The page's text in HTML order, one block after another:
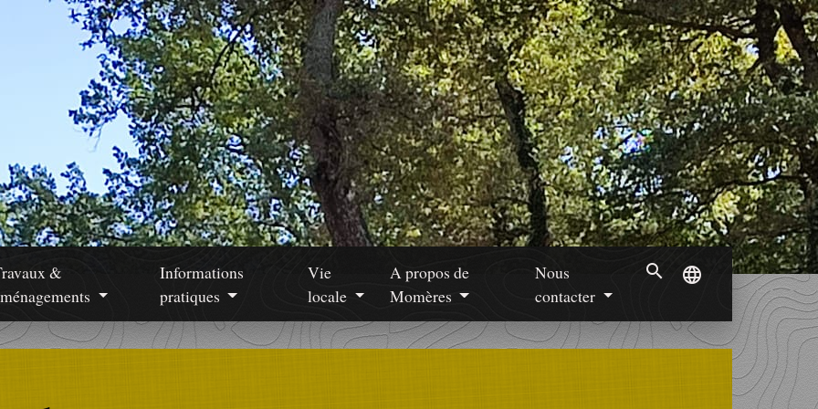
&
Informations
pratiques
Vie
locale
A propos de
Momères
Nous
contacter
search language